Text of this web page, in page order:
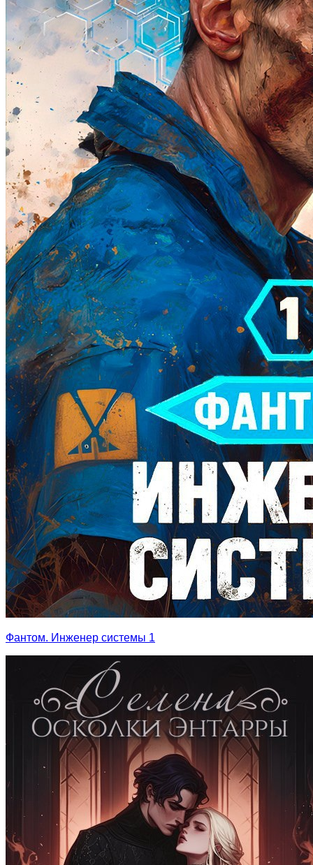
Фантом. Инженер системы 1